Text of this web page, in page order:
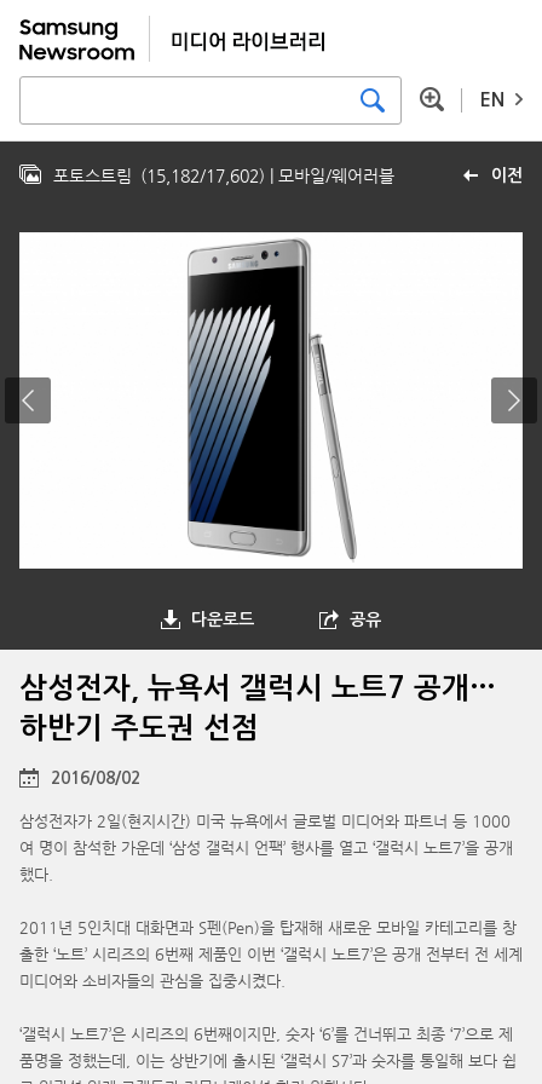
EN
이전
포토스트림 (15,182/17,602) | 모바일/웨어러블
다운로드 공유
삼성전자, 뉴욕서 갤럭시 노트7 공개…
하반기 주도권 선점
2016/08/02
삼성전자가 2일(현지시간) 미국 뉴욕에서 글로벌 미디어와 파트너 등 1000
여 명이 참석한 가운데 ‘삼성 갤럭시 언팩’ 행사를 열고 ‘갤럭시 노트7’을 공개
했다.
2011년 5인치대 대화면과 S펜(Pen)을 탑재해 새로운 모바일 카테고리를 창
출한 ‘노트’ 시리즈의 6번째 제품인 이번 ‘갤럭시 노트7’은 공개 전부터 전 세계
미디어와 소비자들의 관심을 집중시켰다.
‘갤럭시 노트7’은 시리즈의 6번째이지만, 숫자 ‘6’를 건너뛰고 최종 ‘7’으로 제
품명을 정했는데, 이는 상반기에 출시된 ‘갤럭시 S7’과 숫자를 통일해 보다 쉽